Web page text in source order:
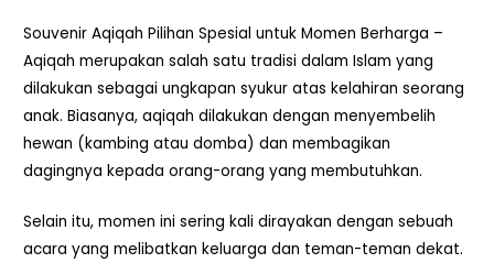
Souvenir Aqiqah Pilihan Spesial untuk Momen Berharga –
Aqiqah merupakan salah satu tradisi dalam Islam yang
dilakukan sebagai ungkapan syukur atas kelahiran seorang
anak. Biasanya, aqiqah dilakukan dengan menyembelih
hewan (kambing atau domba) dan membagikan
dagingnya kepada orang-orang yang membutuhkan.
Selain itu, momen ini sering kali dirayakan dengan sebuah
acara yang melibatkan keluarga dan teman-teman dekat.